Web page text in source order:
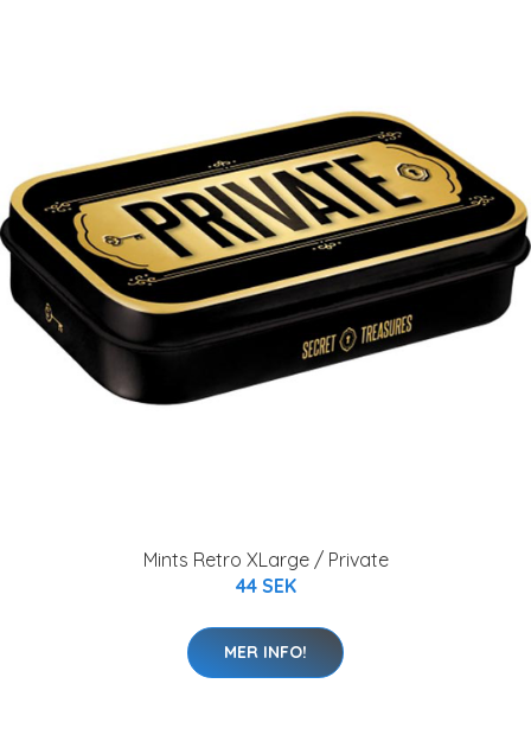
Mints Retro XLarge / Private
44 SEK
MER INFO!